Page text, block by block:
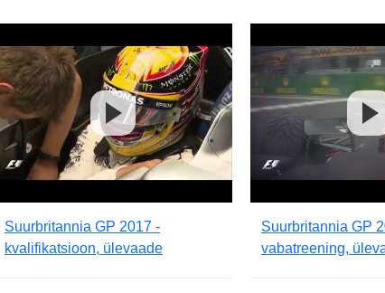
Suurbritannia GP 2017 -
kvalifikatsioon, ülevaade
Suurbritannia GP
vabatreening,